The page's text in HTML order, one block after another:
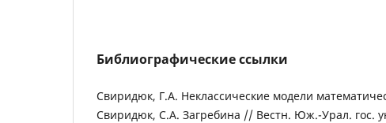
Библиографические ссылки
Cвиридюк, Г.А. Неклассические модели
Свиридюк, С.А. Загребина // Вестн. Юж.-Урал. гос.